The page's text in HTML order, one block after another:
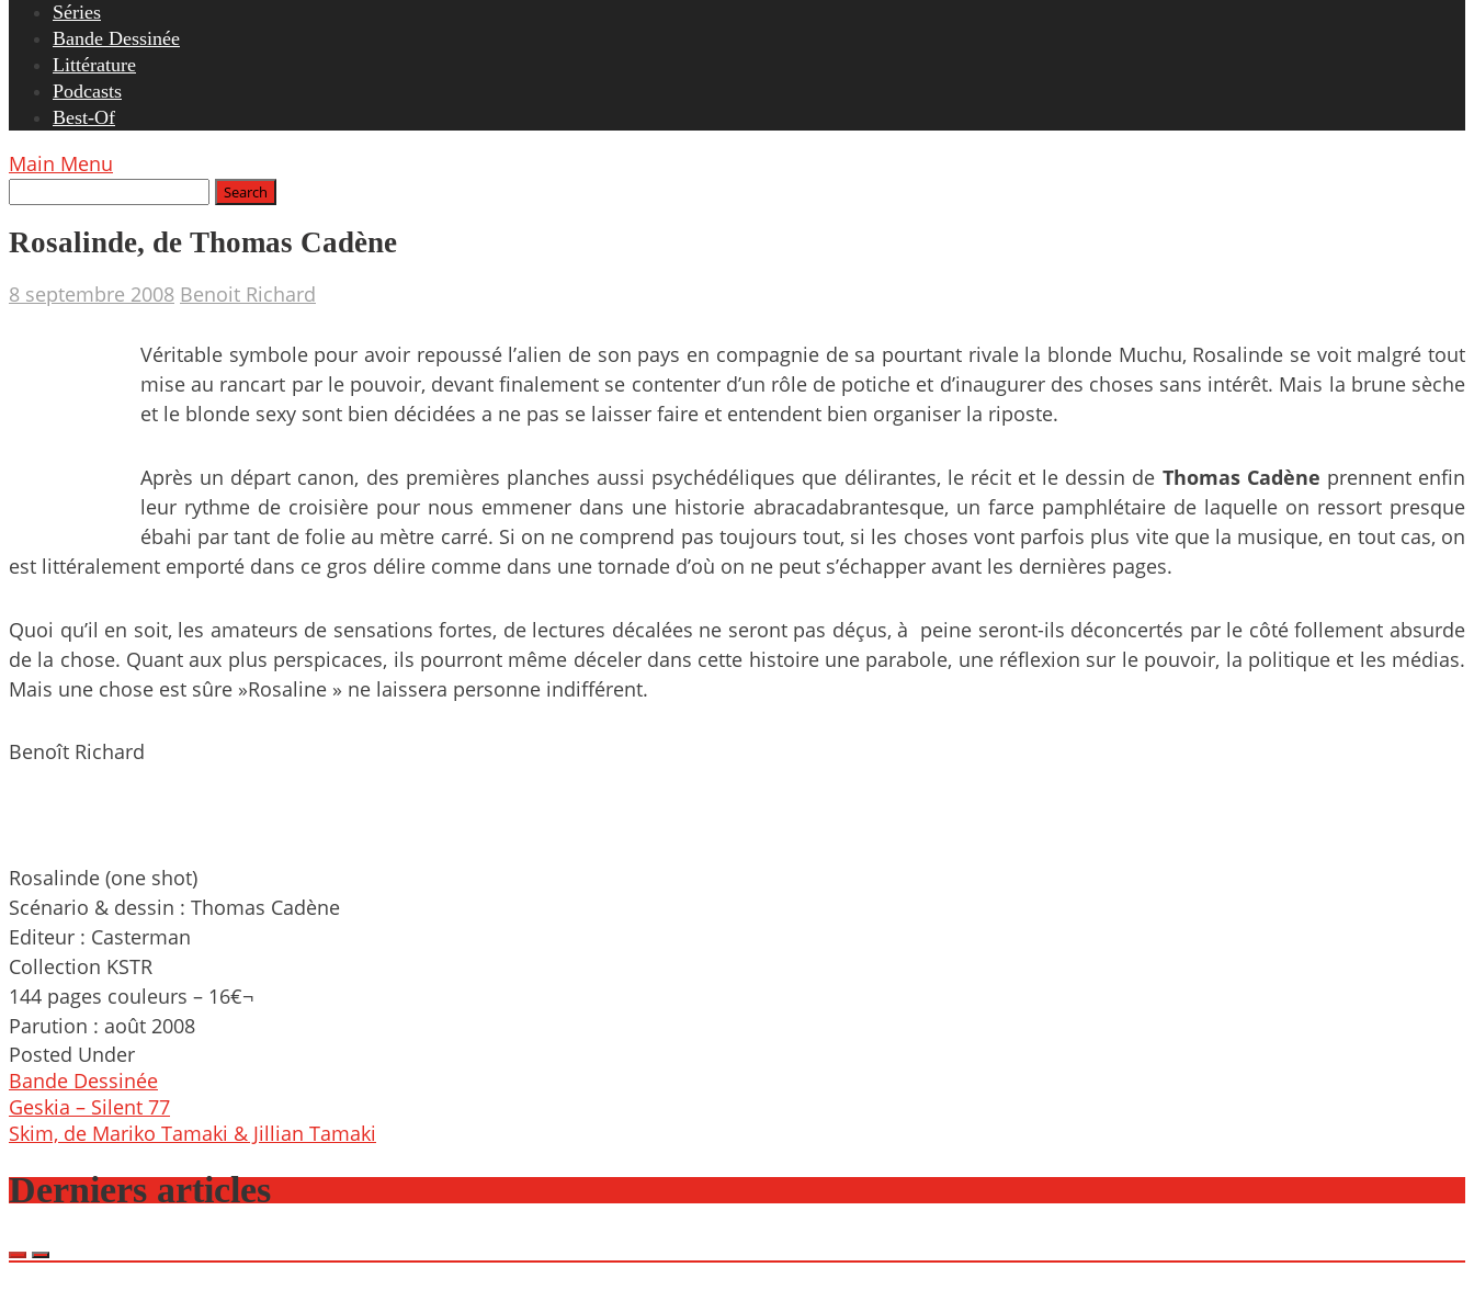
Séries
Bande Dessinée
Littérature
Podcasts
Best-Of
Main Menu
Rosalinde, de Thomas Cadène
8 septembre 2008 Benoit Richard
Véritable symbole pour avoir repoussé l’alien de son pays en compagnie de sa pourtant rivale la blonde Muchu, Rosalinde se voit malgré tout
mise au rancart par le pouvoir, devant finalement se contenter d’un rôle de potiche et d’inaugurer des choses sans intérêt. Mais la brune sèche
et le blonde sexy sont bien décidées a ne pas se laisser faire et entendent bien organiser la riposte.
Après un départ canon, des premières planches aussi psychédéliques que délirantes, le récit et le dessin de Thomas Cadène prennent enfin
leur rythme de croisière pour nous emmener dans une historie abracadabrantesque, un farce pamphlétaire de laquelle on ressort presque
ébahi par tant de folie au mètre carré. Si on ne comprend pas toujours tout, si les choses vont parfois plus vite que la musique, en tout cas, on
est littéralement emporté dans ce gros délire comme dans une tornade d’où on ne peut s’échapper avant les dernières pages.
Quoi qu’il en soit, les amateurs de sensations fortes, de lectures décalées ne seront pas déçus, à peine seront-ils déconcertés par le côté follement absurde
de la chose. Quant aux plus perspicaces, ils pourront même déceler dans cette histoire une parabole, une réflexion sur le pouvoir, la politique et les médias.
Mais une chose est sûre »Rosaline » ne laissera personne indifférent.
Benoît Richard
Rosalinde (one shot)
Scénario & dessin : Thomas Cadène
Editeur : Casterman
Collection KSTR
144 pages couleurs – 16€¬
Parution : août 2008
Posted Under
Bande Dessinée
Post
navigation
Geskia – Silent 77
Skim, de Mariko Tamaki & Jillian Tamaki
Derniers articles